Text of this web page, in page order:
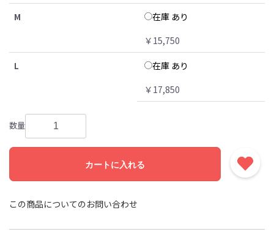
M
在庫 あり
￥15,750
L
在庫 あり
￥17,850
数量
カートに入れる
この商品についてのお問い合わせ